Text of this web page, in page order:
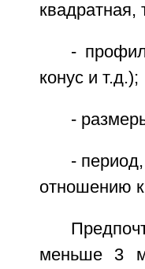
квадратная,
-
конус и т.д.);
-
-
отношению
меньше 3